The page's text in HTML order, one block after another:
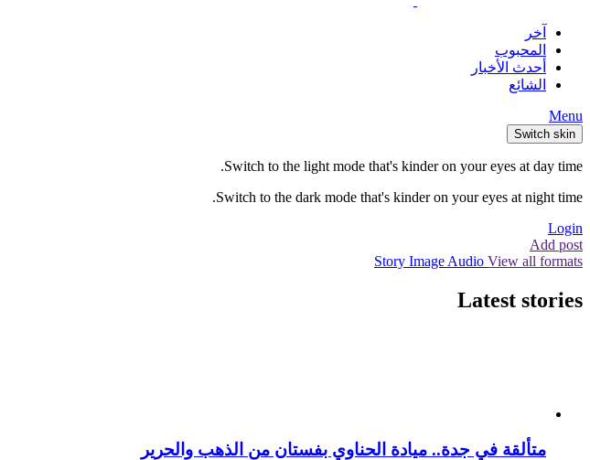
آخر
المحبوب
أحدث الأخبار
الشائع
Menu
Switch skin
Switch to the light mode that's kinder on your eyes at day time.
Switch to the dark mode that's kinder on your eyes at night time.
Login
Add post
Story Image Audio View all formats
Latest stories
متألقة في جدة.. ميادة الحناوي بفستان من الذهب والحرير